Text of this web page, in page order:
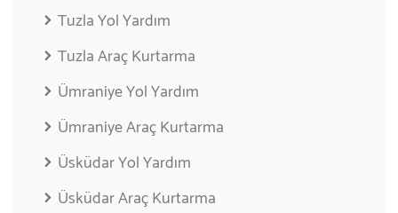
Tuzla Yol Yardım
Tuzla Araç Kurtarma
Ümraniye Yol Yardım
Ümraniye Araç Kurtarma
Üsküdar Yol Yardım
Üsküdar Araç Kurtarma